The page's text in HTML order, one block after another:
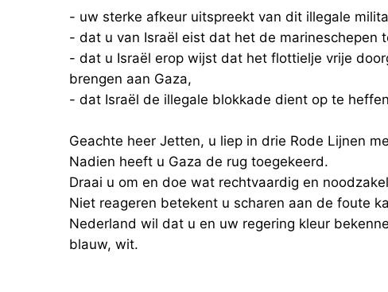
- uw sterke afkeur uitspreekt van dit illegale
- dat u van Israël eist dat het de marineschepen
- dat u Israël erop wijst dat het flottielje vrije
brengen aan Gaza,
- dat Israël de illegale blokkade dient op te
Geachte heer Jetten, u liep in drie Rode Lijnen
Nadien heeft u Gaza de rug toegekeerd.
Draai u om en doe wat rechtvaardig en
Niet reageren betekent u scharen aan de foute
Nederland wil dat u en uw regering kleur
blauw, wit.